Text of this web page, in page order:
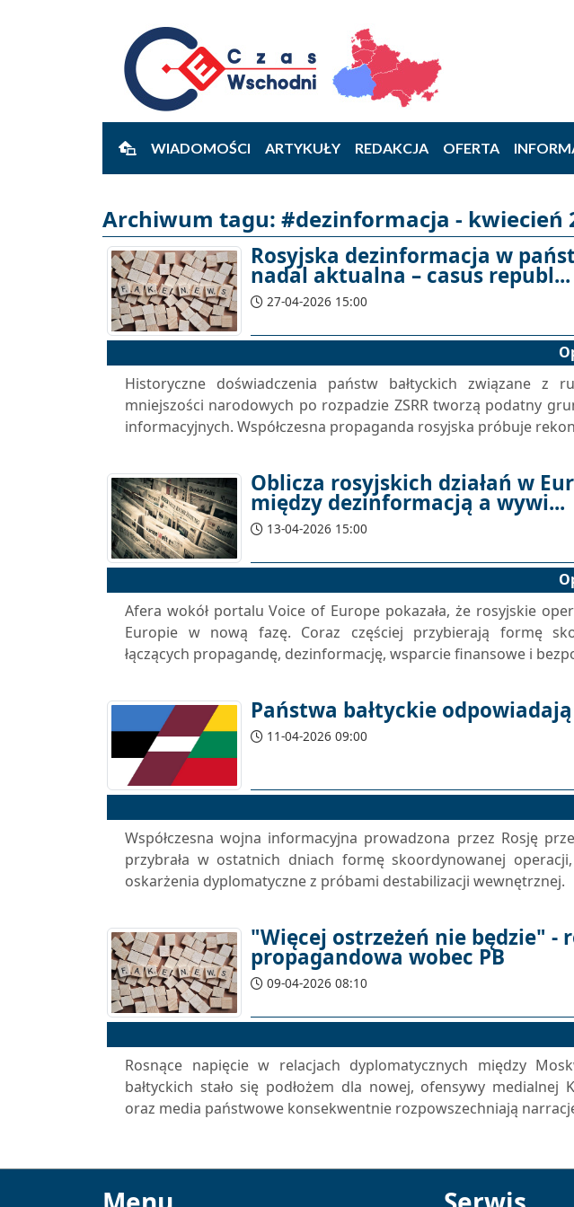
WIADOMOŚCI ARTYKUŁY REDAKCJA OFERTA
Archiwum tagu: #dezinformacja - kwiecień
Rosyjska dezinformacja w
nadal aktualna – casus republ...
27-04-2026 15:00
Historyczne doświadczenia państw bałtyckich związane z
mniejszości narodowych po rozpadzie ZSRR tworzą podatny
informacyjnych. Współczesna propaganda rosyjska próbuje
Oblicza rosyjskich działań w
między dezinformacją a wywi...
13-04-2026 15:00
Afera wokół portalu Voice of Europe pokazała, że rosyjskie
Europie w nową fazę. Coraz częściej przybierają formę
łączących propagandę, dezinformację, wsparcie finansowe i
Państwa bałtyckie
11-04-2026 09:00
Współczesna wojna informacyjna prowadzona przez Rosję
przybrała w ostatnich dniach formę skoordynowanej operacji,
oskarżenia dyplomatyczne z próbami destabilizacji wewnętrznej.
"Więcej ostrzeżeń nie będzie" -
propagandowa wobec PB
09-04-2026 08:10
Rosnące napięcie w relacjach dyplomatycznych między
bałtyckich stało się podłożem dla nowej, ofensywy medialnej
oraz media państwowe konsekwentnie rozpowszechniają